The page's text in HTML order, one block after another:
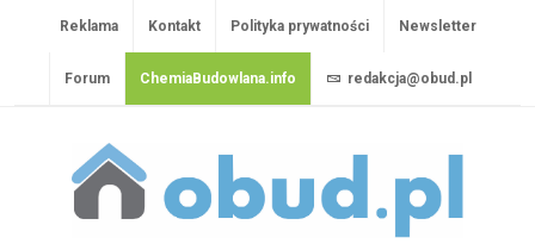
Reklama Kontakt Polityka prywatności Newsletter
Forum ChemiaBudowlana.info redakcja@obud.pl